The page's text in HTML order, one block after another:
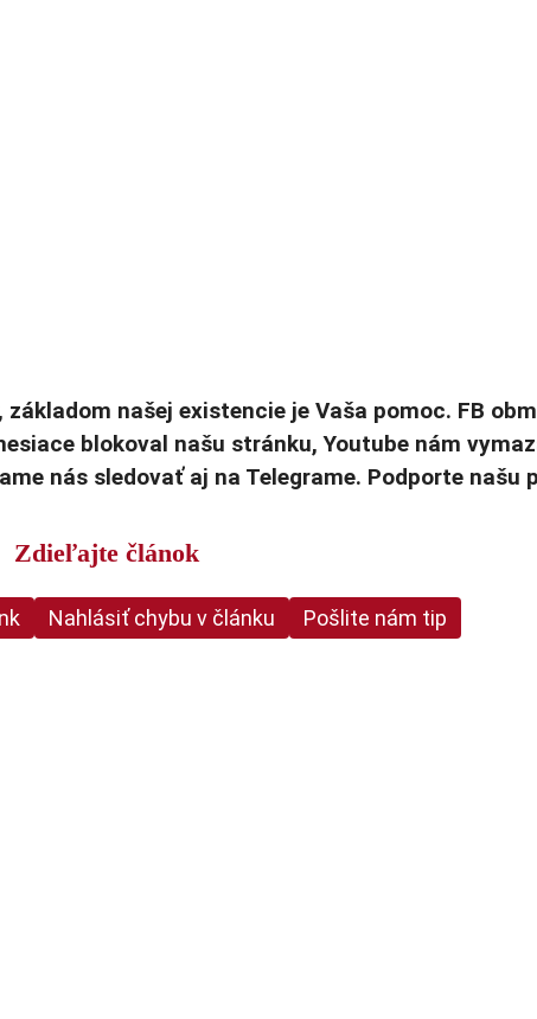
našej existencie je Vaša pomoc. FB
blokoval našu stránku, Youtube nám
nás sledovať aj na Telegrame. Podporte našu
Zdieľajte článok
Nahlásiť chybu v článku Pošlite nám tip